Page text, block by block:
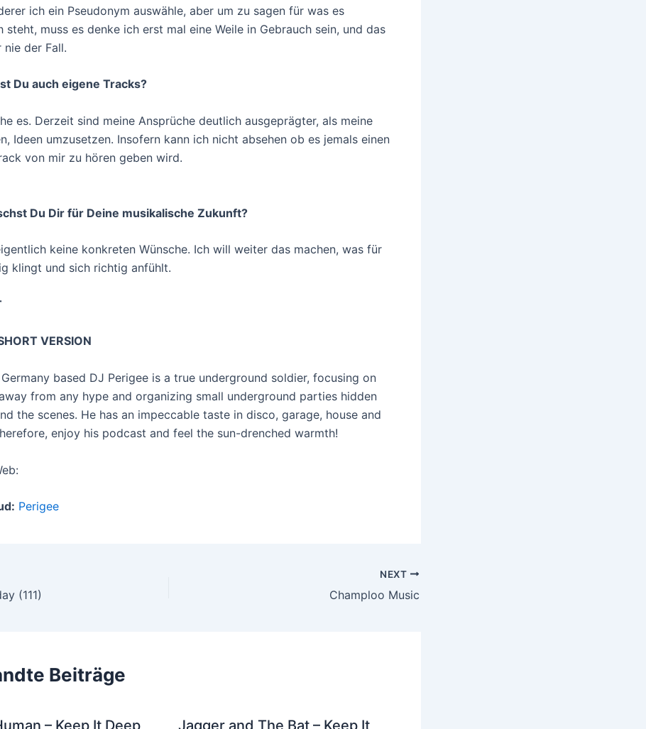
ich ein Pseudonym auswähle, aber um zu sagen für was es
steht, muss es denke ich erst mal eine Weile in Gebrauch sein, und das
nie der Fall.
Du auch eigene Tracks?
es. Derzeit sind meine Ansprüche deutlich ausgeprägter, als meine
Ideen umzusetzen. Insofern kann ich nicht absehen ob es jemals einen
von mir zu hören geben wird.
Du Dir für Deine musikalische Zukunft?
keine konkreten Wünsche. Ich will weiter das machen, was für
klingt und sich richtig anfühlt.
VERSION
based DJ Perigee is a true underground soldier, focusing on
from any hype and organizing small underground parties hidden
the scenes. He has an impeccable taste in disco, garage, house and
enjoy his podcast and feel the sun-drenched warmth!
Perigee
(111)
NEXT
Champloo Music
Beiträge
– Keep It Deep Jagger and The Bat – Keep It